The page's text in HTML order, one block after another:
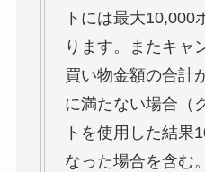
トには最大10,000
ります。またキャ
買い物金額の合計
に満たない場合（
トを使用した結果
なった場合を含む